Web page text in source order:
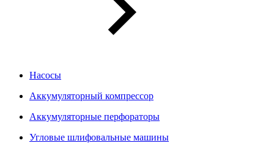
Насосы
Аккумуляторный компрессор
Аккумуляторные перфораторы
Угловые шлифовальные машины